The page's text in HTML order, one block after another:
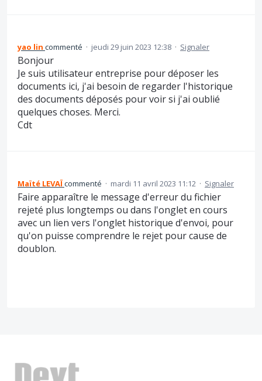
yao lin commenté · jeudi 29 juin 2023 12:38 · Signaler
Bonjour
Je suis utilisateur entreprise pour déposer les
documents ici, j'ai besoin de regarder l'historique
des documents déposés pour voir si j'ai oublié
quelques choses. Merci.
Cdt
Maïté LEVAÏcommenté · mardi 11 avril 2023 11:12 · Signaler
Faire apparaître le message d'erreur du fichier
rejeté plus longtemps ou dans l'onglet en cours
avec un lien vers l'onglet historique d'envoi, pour
qu'on puisse comprendre le rejet pour cause de
doublon.